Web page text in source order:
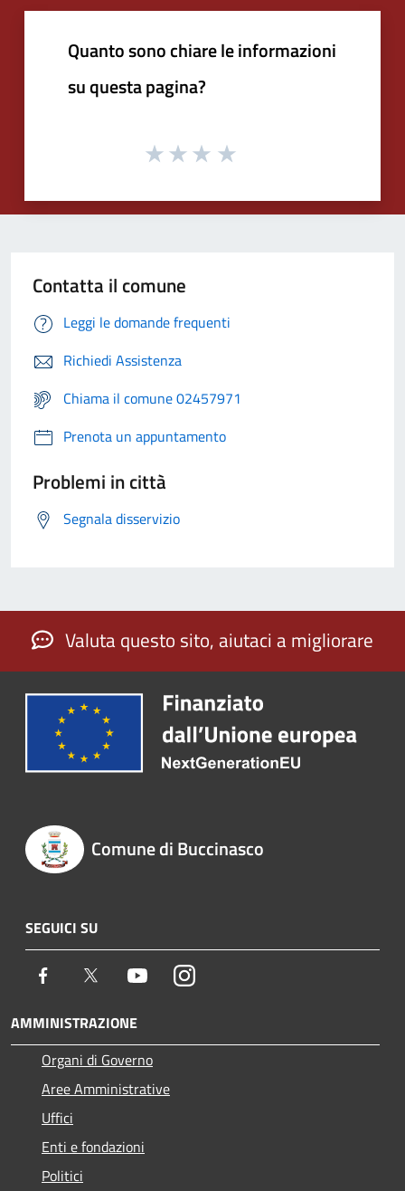
Quanto sono chiare le informazioni
su questa pagina?
Contatta il comune
Leggi le domande frequenti
Richiedi Assistenza
Chiama il comune 02457971
Prenota un appuntamento
Problemi in città
Segnala disservizio
Valuta questo sito, aiutaci a migliorare
Comune di Buccinasco
SEGUICI SU
Facebook Twitter YoutubeInstagram
AMMINISTRAZIONE
Organi di Governo
Aree Amministrative
Uffici
Enti e fondazioni
Politici